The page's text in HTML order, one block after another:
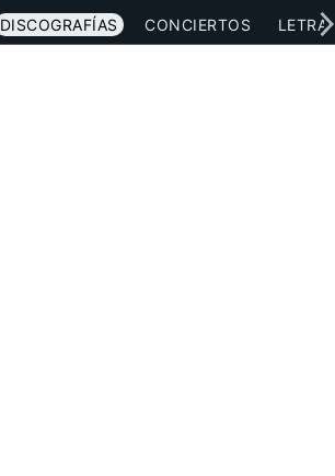
DISCOGRAFÍAS CONCIERTOS LETRAS